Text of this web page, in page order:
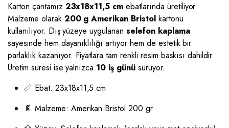
Karton çantamız 23x18x11,5 cm ebatlarında üretiliyor.
Malzeme olarak 200 g Amerikan Bristolkartonu
kullanılıyor. Dış yüzeye uygulanan selefon kaplama
sayesinde hem dayanıklılığı artıyor hem de estetik bir
parlaklık kazanıyor. Fiyatlara tam renkli resim baskısı dahildir.
Üretim süresi ise yalnızca 10 iş günüsürüyor.
📏 Ebat: 23x18x11,5 cm
📄 Malzeme: Amerikan Bristol 200 gr